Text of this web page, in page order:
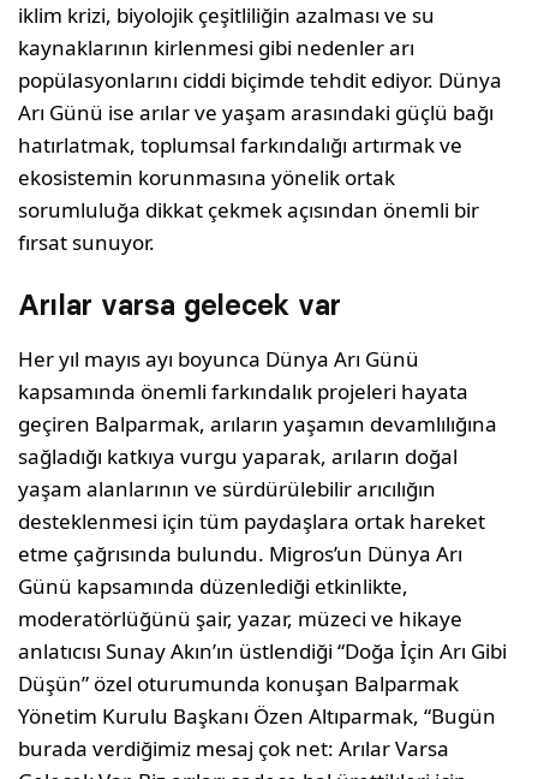
iklim krizi, biyolojik çeşitliliğin azalması ve su
kaynaklarının kirlenmesi gibi nedenler arı
popülasyonlarını ciddi biçimde tehdit ediyor. Dünya
Arı Günü ise arılar ve yaşam arasındaki güçlü bağı
hatırlatmak, toplumsal farkındalığı artırmak ve
ekosistemin korunmasına yönelik ortak
sorumluluğa dikkat çekmek açısından önemli bir
fırsat sunuyor.
Arılar varsa gelecek var
Her yıl mayıs ayı boyunca Dünya Arı Günü
kapsamında önemli farkındalık projeleri hayata
geçiren Balparmak, arıların yaşamın devamlılığına
sağladığı katkıya vurgu yaparak, arıların doğal
yaşam alanlarının ve sürdürülebilir arıcılığın
desteklenmesi için tüm paydaşlara ortak hareket
etme çağrısında bulundu. Migros’un Dünya Arı
Günü kapsamında düzenlediği etkinlikte,
moderatörlüğünü şair, yazar, müzeci ve hikaye
anlatıcısı Sunay Akın’ın üstlendiği “Doğa İçin Arı Gibi
Düşün” özel oturumunda konuşan Balparmak
Yönetim Kurulu Başkanı Özen Altıparmak, “Bugün
burada verdiğimiz mesaj çok net: Arılar Varsa